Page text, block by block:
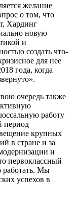
желание
о том, что
Хардинг
новую
и
создать что-
для нее
года, когда
очередь также
работу
период
крупных
в стране и за
и
первоклассный
работать. Мы
успехов в